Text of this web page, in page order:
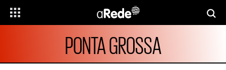
PONTA GROSSA